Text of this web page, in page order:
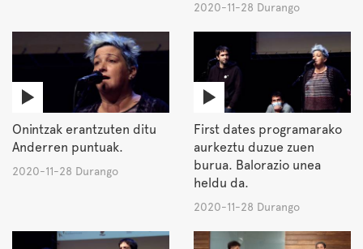
2020-11-28 Durango
Onintzak erantzuten ditu
Anderren puntuak.
2020-11-28 Durango
First dates programarako
aurkeztu duzue zuen
burua. Balorazio unea
heldu da.
2020-11-28 Durango